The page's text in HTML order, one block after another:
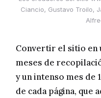
Ciancio, Gustavo Troilo,
Convertir el sitio en
meses de
y un intenso mes de
de cada página, que